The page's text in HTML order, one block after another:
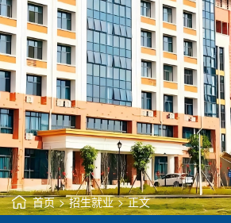
首页 > 招生就业 > 正文